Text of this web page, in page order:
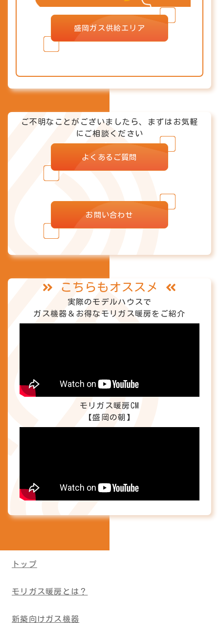
盛岡ガス供給エリア
ご不明なことがございましたら、まずはお気軽
にご相談ください
よくあるご質問
お問い合わせ
こちらもオススメ
実際のモデルハウスで
ガス機器＆お得なモリガス暖房をご紹介
モリガス暖房CM
【盛岡の朝】
トップ
モリガス暖房とは？
新築向けガス機器